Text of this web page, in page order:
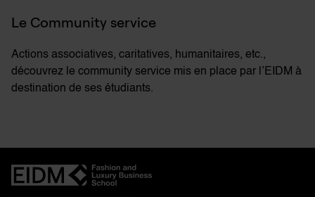
Le Community service
Actions associatives, caritatives, humanitaires, etc.,
découvrez le community service mis en place par l’EIDM à
destination de ses étudiants.